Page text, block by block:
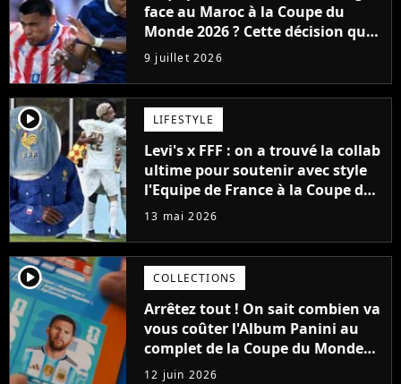
face au Maroc à la Coupe du
Monde 2026 ? Cette décision qui
laisse craindre le pire, "Il y a une
certaine amertume"
9 juillet 2026
player2 LIFESTYLE
Levi's x FFF : on a trouvé la collab
ultime pour soutenir avec style
l'Equipe de France à la Coupe du
Monde 2026
13 mai 2026
player2 COLLECTIONS
Arrêtez tout ! On sait combien va
vous coûter l'Album Panini au
complet de la Coupe du Monde
2026 (et c'est très cher)
12 juin 2026